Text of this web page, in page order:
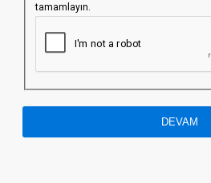
tamamlayın.
DEVAM